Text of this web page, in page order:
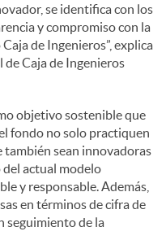
se identifica con los
y compromiso con la
de Ingenieros”, explica
Caja de Ingenieros
objetivo sostenible que
fondo no solo practiquen
también sean innovadoras
del actual modelo
y responsable. Además,
en términos de cifra de
seguimiento de la